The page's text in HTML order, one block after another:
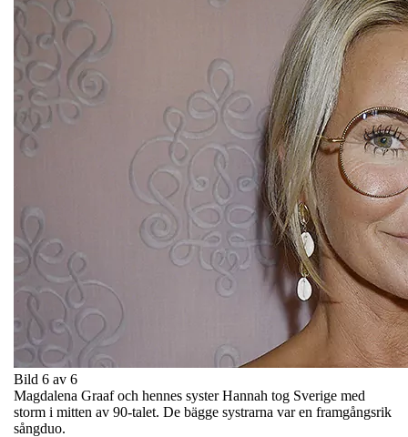
Bild 6 av 6
Magdalena Graaf och hennes syster Hannah tog Sverige med
storm i mitten av 90-talet. De bägge systrarna var en framgångsrik
sångduo.